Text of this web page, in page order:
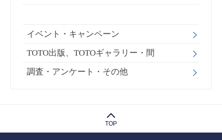
イベント・キャンペーン
TOTO出版、TOTOギャラリー・間
調査・アンケート・その他
TOP